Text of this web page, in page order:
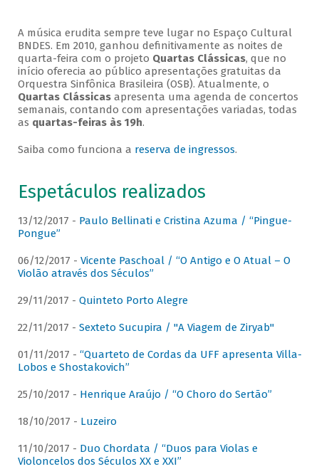
A música erudita sempre teve lugar no Espaço Cultural
BNDES. Em 2010, ganhou definitivamente as noites de
quarta-feira com o projeto Quartas Clássicas, que no
início oferecia ao público apresentações gratuitas da
Orquestra Sinfônica Brasileira (OSB). Atualmente, o
Quartas Clássicasapresenta uma agenda de concertos
semanais, contando com apresentações variadas, todas
as quartas-feiras às 19h.
Saiba como funciona a reserva de ingressos.
Espetáculos realizados
13/12/2017 - Paulo Bellinati e Cristina Azuma / “Pingue-
Pongue”
06/12/2017 - Vicente Paschoal / “O Antigo e O Atual – O
Violão através dos Séculos”
29/11/2017 - Quinteto Porto Alegre
22/11/2017 - Sexteto Sucupira / "A Viagem de Ziryab"
01/11/2017 - “Quarteto de Cordas da UFF apresenta Villa-
Lobos e Shostakovich”
25/10/2017 - Henrique Araújo / “O Choro do Sertão”
18/10/2017 - Luzeiro
11/10/2017 - Duo Chordata / “Duos para Violas e
Violoncelos dos Séculos XX e XXI”